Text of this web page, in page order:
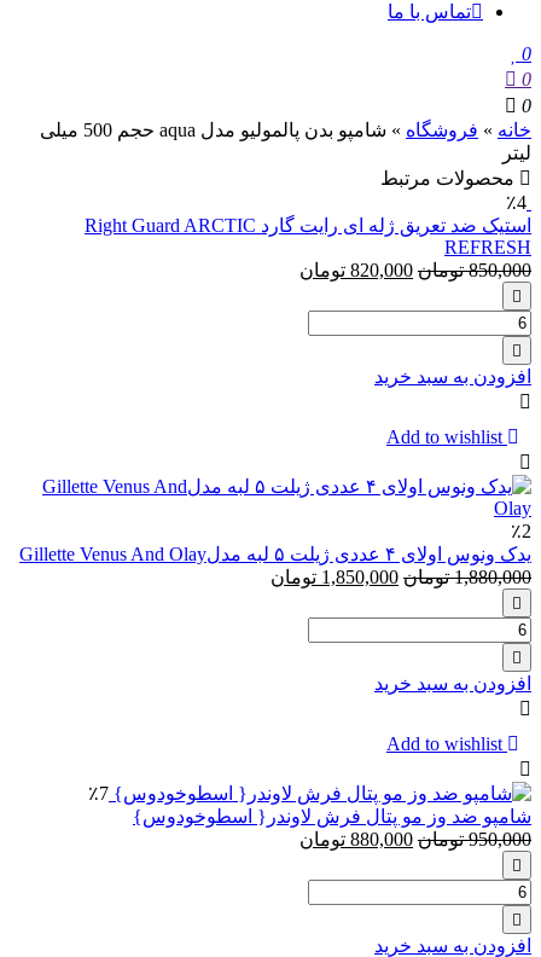
تماس با ما
0
0
0
خانه » فروشگاه »
شامپو بدن پالمولیو مدل aqua حجم 500 میلی
لیتر
محصولات مرتبط
٪4
استیک ضد تعریق ژله ای رایت گارد Right Guard ARCTIC
REFRESH
850,000 تومان 820,000 تومان
تعداد:
استیک
ضد
تعریق
ژله
ای
رایت
گارد
Right
Guard
ARCTIC
REFRESH
افزودن به سبد خرید
Add to wishlist
٪2
یدک ونوس اولای ‏۴ عددی ژیلت ۵ لبه مدلGillette Venus And Olay
1,880,000 تومان 1,850,000 تومان
تعداد:
یدک
ونوس
اولای
‏۴
عددی
ژیلت
۵
لبه
مدلGillette
Venus
And
Olay
افزودن به سبد خرید
Add to wishlist
٪7
شامپو ضد وز مو پتال فرش لاوندر{ اسطوخودوس}
950,000 تومان 880,000 تومان
تعداد:
شامپو
ضد
افزودن به سبد خرید